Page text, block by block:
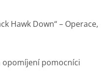
Hawk Down“ – Operace,
opomíjení pomocníci